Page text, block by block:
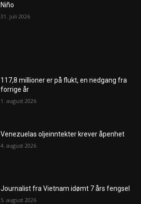
Niño
31. juli 2026
117,8 millioner er på flukt, en nedgang fra
forrige år
1. august 2026
Venezuelas oljeinntekter krever åpenhet
4. august 2026
Journalist fra Vietnam idømt 7 års fengsel
5. august 2026